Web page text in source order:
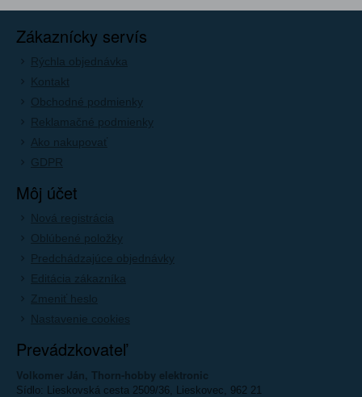
Zákaznícky servís
Rýchla objednávka
Kontakt
Obchodné podmienky
Reklamačné podmienky
Ako nakupovať
GDPR
Môj účet
Nová registrácia
Oblúbené položky
Predchádzajúce objednávky
Editácia zákazníka
Zmeniť heslo
Nastavenie cookies
Prevádzkovateľ
Volkomer Ján, Thorn-hobby elektronic
Sídlo: Lieskovská cesta 2509/36, Lieskovec, 962 21